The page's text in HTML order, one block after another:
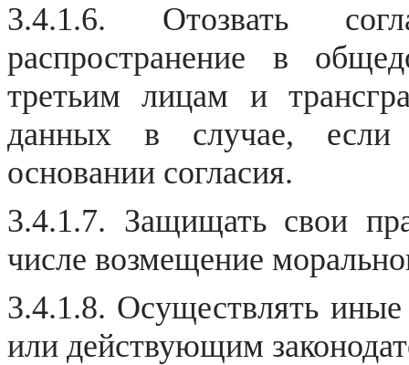
3.4.1.6. Отозвать
распространение в
третьим лицам и
данных в случае, если
основании согласия.
3.4.1.7. Защищать свои
числе возмещение
3.4.1.8. Осуществлять
или действующим